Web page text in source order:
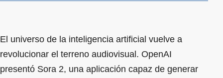
El universo de la inteligencia artificial vuelve a
revolucionar el terreno audiovisual. OpenAI
presentó Sora 2, una aplicación capaz de generar